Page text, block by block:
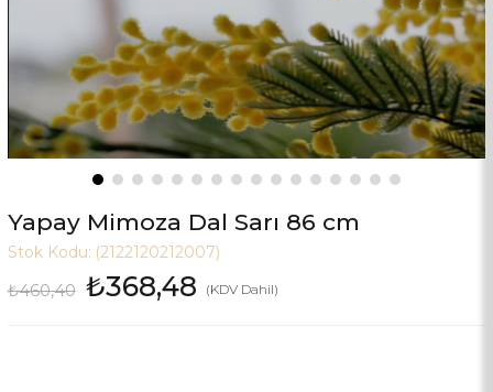
Yapay Mimoza Dal Sarı 86 cm
Stok Kodu: (2122120212007)
₺460,40 ₺368,48 (KDV Dahil)